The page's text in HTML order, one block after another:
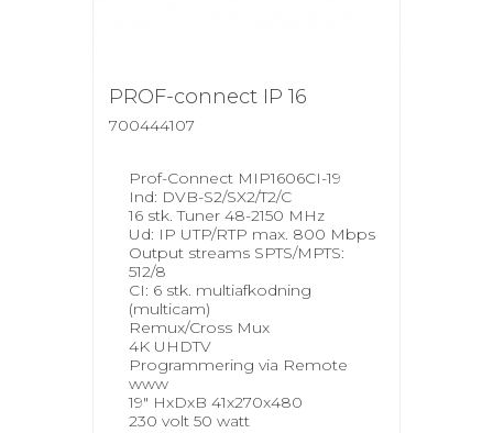
PROF-connect IP 16
700444107
Prof-Connect MIP1606CI-19
Ind: DVB-S2/SX2/T2/C
16 stk. Tuner 48-2150 MHz
Ud: IP UTP/RTP max. 800 Mbps
Output streams SPTS/MPTS:
512/8
CI: 6 stk. multiafkodning
(multicam)
Remux/Cross Mux
4K UHDTV
Programmering via Remote
www
19" HxDxB 41x270x480
230 volt 50 watt